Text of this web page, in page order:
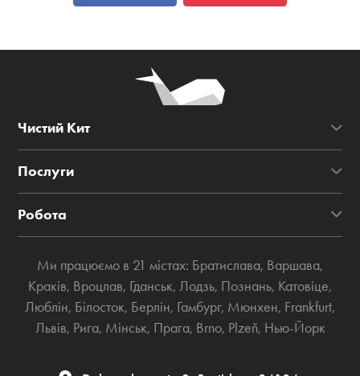
Чистий Кит
Послуги
Робота
Ми працюємо в 21 містах: Братислава, Варшава,
Краків, Вроцлав, Гданськ, Лодзь, Познань, Катовіце,
Люблін, Білосток, Берлін, Гамбург, Мюнхен, Frankfurt,
Львів, Рига, Мінськ, Прага, Brno, Plzeň, Нью-Йорк